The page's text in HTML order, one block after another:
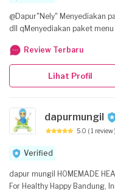
@Dapur"Nely" Menyediakan paket Wedding,Gathering,Pesta ulang Tahun
dll qMenyediakan paket
Review Terbaru
Lihat Profil
dapurmungil
5.0 ( 1 review )
Verified
dapur mungil HOMEMADE
For Healthy Happy